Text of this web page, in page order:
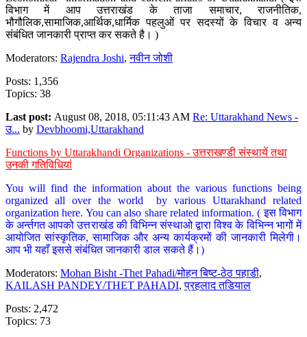
विभाग में आप उत्तराखंड के ताजा समाचार, राजनीतिक,
भौगौलिक,सामाजिक,आर्थिक,धार्मिक पहलुओं पर सदस्यों के विचार व अन्य
संबंधित जानकारी प्राप्त कर सकते है। )
Moderators: Rajendra Joshi,नवीन जोशी
Posts: 1,356
Topics: 38
Last post: August 08, 2018, 05:11:43 AM Re: Uttarakhand News -
उ... by Devbhoomi,Uttarakhand
Functions by Uttarakhandi Organizations - उत्तराखण्डी संस्थायें तथा
उनकी गतिविधियां
You will find the information about the various functions being
organized all over the world by various Uttarakhand related
organization here. You can also share related information. ( इस विभाग
के अर्न्तगत आपको उत्तराखंड की विभिन्न संस्थाओ द्वारा विश्व के विभिन्न भागों में
आयोजित सांस्कृतिक, सामाजिक और अन्य कार्यक्रमों की जानकारी मिलेगी।
आप भी यहाँ इससे संबंधित जानकारी डाल सकते हैं।)
Moderators: Mohan Bisht -Thet Pahadi/मोहन बिष्ट-ठेठ पहाडी,
KAILASH PANDEY/THET PAHADI,प्रहलाद तडियाल
Posts: 2,472
Topics: 73